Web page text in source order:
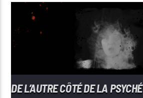
DE L’AUTRE CÔTÉ DE LA PSYCHÉ